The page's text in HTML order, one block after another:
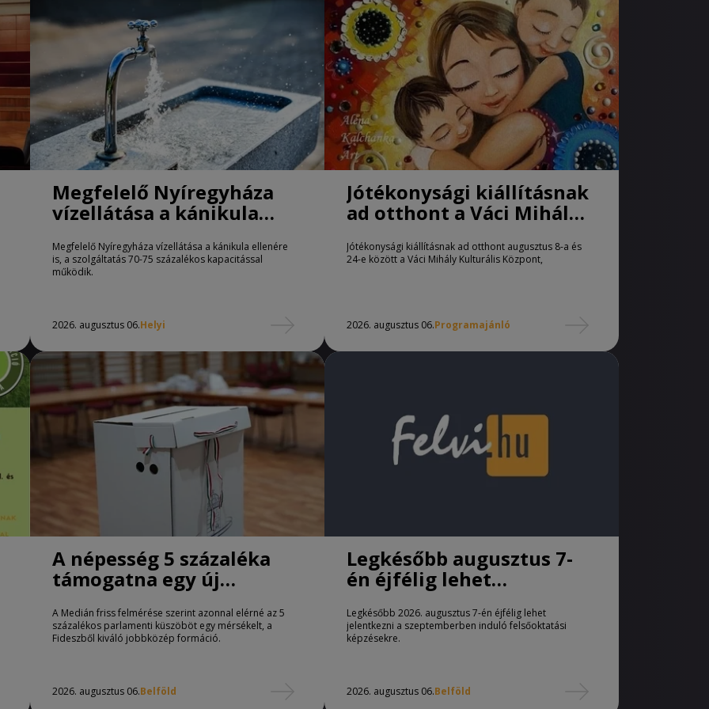
Megfelelő Nyíregyháza
vízellátása a kánikula
Megfelelő Nyíregyháza vízellátása a kánikula ellenére
is, a szolgáltatás 70-75 százalékos kapacitással
működik.
2026. augusztus 06.Helyi
Jótékonysági kiállításnak
ad otthont a Váci Mihály
Jótékonysági kiállításnak ad otthont augusztus 8-a és
24-e között a Váci Mihály Kulturális Központ,
2026. augusztus 06.Programajánló
A népesség 5 százaléka
támogatna egy új
jobbközép pártot
A Medián friss felmérése szerint azonnal elérné az 5
százalékos parlamenti küszöböt egy mérsékelt, a
Fideszből kiváló jobbközép formáció.
2026. augusztus 06.Belföld
Legkésőbb augusztus 7-
én éjfélig lehet
jelentkezni a pótfelvételi
eljárásban
Legkésőbb 2026. augusztus 7-én éjfélig lehet
jelentkezni a szeptemberben induló felsőoktatási
képzésekre.
2026. augusztus 06.Belföld